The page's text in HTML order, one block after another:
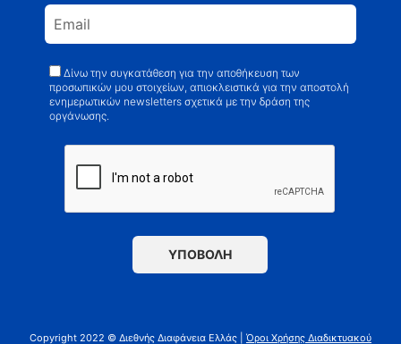
Δίνω την συγκατάθεση για την αποθήκευση των
προσωπικών μου στοιχείων, απιοκλειστικά για την αποστολή
ενημερωτικών newsletters σχετικά με την δράση της
οργάνωσης.
Copyright 2022 © Διεθνής Διαφάνεια Ελλάς | Όροι Χρήσης Διαδικτυακού